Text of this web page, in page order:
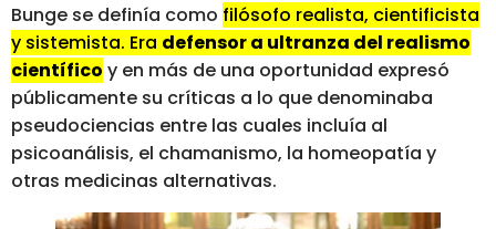
Bunge se definía como filósofo realista, cientificista
y sistemista. Era defensor a ultranza del realismo
científico y en más de una oportunidad expresó
públicamente su críticas a lo que denominaba
pseudociencias entre las cuales incluía al
psicoanálisis, el chamanismo, la homeopatía y
otras medicinas alternativas.